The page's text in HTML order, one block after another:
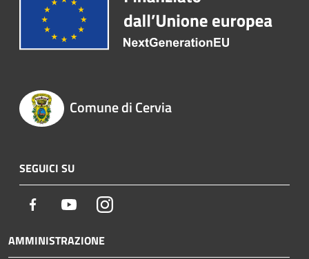
Comune di Cervia
SEGUICI SU
Facebook YoutubeInstagram
AMMINISTRAZIONE